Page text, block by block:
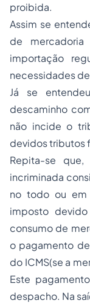
proibida.
Assim se
de mercadoria
importação
necessidades
Já se
descaminho
não incide o
devidos tributos
Repita-se
incriminada
no todo ou
imposto
consumo de
o pagamento
do ICMS(se a
Este
despacho. Na